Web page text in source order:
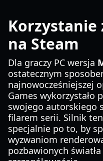
Korzystanie
na Steam
Dla graczy PC wersja
ostatecznym
najnowocześniejszej
Games wykorzystało
swojego autorskiego
filarem serii. Silnik
specjalnie po to, by
wyzwaniom
pozbawionych